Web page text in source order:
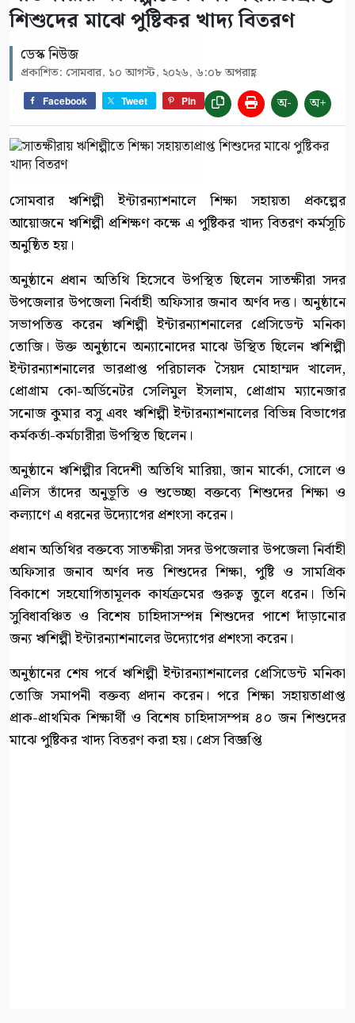
শিশুদের মাঝে পুষ্টিকর খাদ্য বিতরণ
ডেস্ক নিউজ
প্রকাশিত: সোমবার, ১০ আগস্ট, ২০২৬, ৬:০৮ অপরাহ্ণ
Facebook Tweet Pin অ- অ+
সোমবার ঋশিল্পী ইন্টারন্যাশনালে শিক্ষা সহায়তা প্রকল্পের
আয়োজনে ঋশিল্পী প্রশিক্ষণ কক্ষে এ পুষ্টিকর খাদ্য বিতরণ কর্মসূচি
অনুষ্ঠিত হয়।
অনুষ্ঠানে প্রধান অতিথি হিসেবে উপস্থিত ছিলেন সাতক্ষীরা সদর
উপজেলার উপজেলা নির্বাহী অফিসার জনাব অর্ণব দত্ত। অনুষ্ঠানে
সভাপতিত্ত করেন ঋশিল্পী ইন্টারন্যাশনালের প্রেসিডেন্ট মনিকা
তোজি। উক্ত অনুষ্ঠানে অন্যানোদের মাঝে উস্থিত ছিলেন ঋশিল্পী
ইন্টারন্যাশনালের ভারপ্রাপ্ত পরিচালক সৈয়দ মোহাম্মদ খালেদ,
প্রোগ্রাম কো-অর্ডিনেটর সেলিমুল ইসলাম, প্রোগ্রাম ম্যানেজার
সনোজ কুমার বসু এবং ঋশিল্পী ইন্টারন্যাশনালের বিভিন্ন বিভাগের
কর্মকর্তা-কর্মচারীরা উপস্থিত ছিলেন।
অনুষ্ঠানে ঋশিল্পীর বিদেশী অতিথি মারিয়া, জান মার্কো, সোলে ও
এলিস তাঁদের অনুভূতি ও শুভেচ্ছা বক্তব্যে শিশুদের শিক্ষা ও
কল্যাণে এ ধরনের উদ্যোগের প্রশংসা করেন।
প্রধান অতিথির বক্তব্যে সাতক্ষীরা সদর উপজেলার উপজেলা নির্বাহী
অফিসার জনাব অর্ণব দত্ত শিশুদের শিক্ষা, পুষ্টি ও সামগ্রিক
বিকাশে সহযোগিতামূলক কার্যক্রমের গুরুত্ব তুলে ধরেন। তিনি
সুবিধাবঞ্চিত ও বিশেষ চাহিদাসম্পন্ন শিশুদের পাশে দাঁড়ানোর
জন্য ঋশিল্পী ইন্টারন্যাশনালের উদ্যোগের প্রশংসা করেন।
অনুষ্ঠানের শেষ পর্বে ঋশিল্পী ইন্টারন্যাশনালের প্রেসিডেন্ট মনিকা
তোজি সমাপনী বক্তব্য প্রদান করেন। পরে শিক্ষা সহায়তাপ্রাপ্ত
প্রাক-প্রাথমিক শিক্ষার্থী ও বিশেষ চাহিদাসম্পন্ন ৪০ জন শিশুদের
মাঝে পুষ্টিকর খাদ্য বিতরণ করা হয়। প্রেস বিজ্ঞপ্তি